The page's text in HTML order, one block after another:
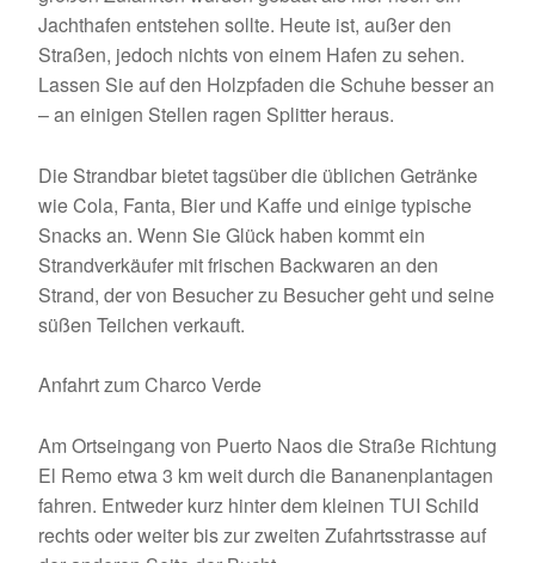
Jachthafen entstehen sollte. Heute ist, außer den
Straßen, jedoch nichts von einem Hafen zu sehen.
Lassen Sie auf den Holzpfaden die Schuhe besser an
– an einigen Stellen ragen Splitter heraus.
Die Strandbar bietet tagsüber die üblichen Getränke
wie Cola, Fanta, Bier und Kaffe und einige typische
Snacks an. Wenn Sie Glück haben kommt ein
Strandverkäufer mit frischen Backwaren an den
Strand, der von Besucher zu Besucher geht und seine
süßen Teilchen verkauft.
Anfahrt zum Charco Verde
Am Ortseingang von Puerto Naos die Straße Richtung
El Remo etwa 3 km weit durch die Bananenplantagen
fahren. Entweder kurz hinter dem kleinen TUI Schild
rechts oder weiter bis zur zweiten Zufahrtsstrasse auf